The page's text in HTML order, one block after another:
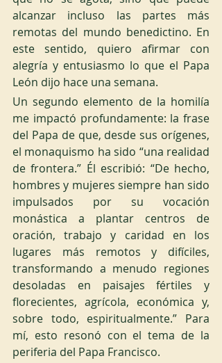
alcanzar incluso las partes más
remotas del mundo benedictino. En
este sentido, quiero afirmar con
alegría y entusiasmo lo que el Papa
León dijo hace una semana.
Un segundo elemento de la homilía
me impactó profundamente: la frase
del Papa de que, desde sus orígenes,
el monaquismo ha sido “una realidad
de frontera.” Él escribió: “De hecho,
hombres y mujeres siempre han sido
impulsados por su vocación
monástica a plantar centros de
oración, trabajo y caridad en los
lugares más remotos y difíciles,
transformando a menudo regiones
desoladas en paisajes fértiles y
florecientes, agrícola, económica y,
sobre todo, espiritualmente.” Para
mí, esto resonó con el tema de la
periferia del Papa Francisco.